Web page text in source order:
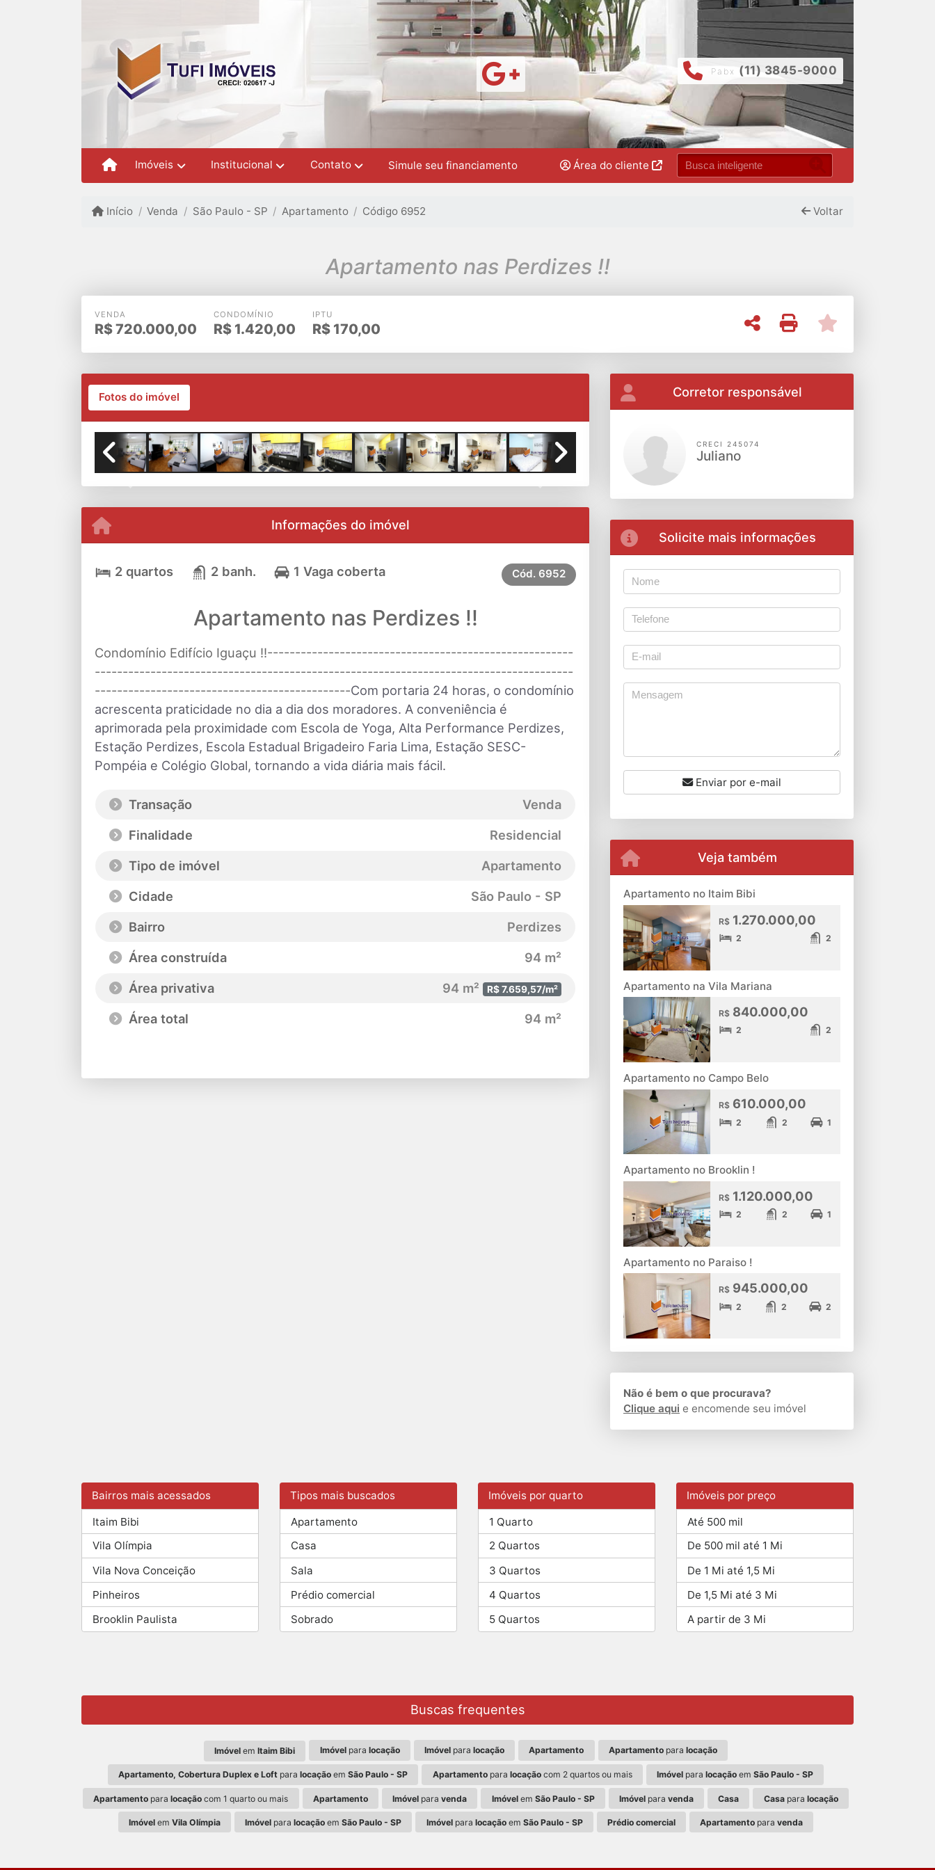
Pabx (11) 3845-9000
Imóveis Institucional Contato Simule seu financiamento Área do cliente
Início Venda São Paulo - SP Apartamento Código 6952 Voltar
Apartamento nas Perdizes !!
VENDA
R$720.000,00
CONDOMÍNIO
R$ 1.420,00
IPTU
R$ 170,00
Fotos do imóvel
Informações do imóvel
2 quartos 2 banh. 1 Vaga coberta Cód. 6952
Apartamento nas Perdizes !!
Condomínio Edifício Iguaçu !!-------------------------------------------------------
--------------------------------------------------------------------------------------
----------------------------------------------Com portaria 24 horas, o condomínio
acrescenta praticidade no dia a dia dos moradores. A conveniência é
aprimorada pela proximidade com Escola de Yoga, Alta Performance Perdizes,
Estação Perdizes, Escola Estadual Brigadeiro Faria Lima, Estação SESC-
Pompéia e Colégio Global, tornando a vida diária mais fácil.
Transação
Venda
Finalidade
Residencial
Tipo de imóvel
Apartamento
Cidade
São Paulo - SP
Bairro
Perdizes
Área construída
94 m²
Área privativa
94 m² R$ 7.659,57/m²
Área total 94 m²
Corretor responsável
CRECI 245074
Juliano
Solicite mais informações
Enviar por e-mail
Veja também
Apartamento no Itaim Bibi
R$1.270.000,00
2 2
Apartamento na Vila Mariana
R$840.000,00
2 2
Apartamento no Campo Belo
R$610.000,00
2 2 1
Apartamento no Brooklin !
R$1.120.000,00
2 2 1
Apartamento no Paraiso !
R$945.000,00
2 2 2
Não é bem o que procurava?
Clique aqui e encomende seu imóvel
Bairros mais acessados
Itaim Bibi
Vila Olímpia
Vila Nova Conceição
Pinheiros
Brooklin Paulista
Tipos mais buscados
Apartamento
Casa
Sala
Prédio comercial
Sobrado
Imóveis por quarto
1 Quarto
2 Quartos
3 Quartos
4 Quartos
5 Quartos
Imóveis por preço
Até 500 mil
De 500 mil até 1 Mi
De 1 Mi até 1,5 Mi
De 1,5 Mi até 3 Mi
A partir de 3 Mi
Buscas frequentes
Imóvel emItaim Bibi Imóvelpara locação Imóvel para locação Apartamento Apartamentopara locação
Apartamento, Cobertura Duplex e Loft paralocação emSão Paulo - SP Apartamentopara locaçãocom 2 quartos ou mais Imóvelpara locaçãoem São Paulo - SP
Apartamento paralocação com 1 quarto ou mais Apartamento Imóvel paravenda Imóvelem São Paulo - SP Imóvelpara venda Casa Casapara locação
Imóvelem Vila Olímpia Imóvel paralocação emSão Paulo - SP Imóvelpara locaçãoem São Paulo - SP Prédio comercial Apartamento paravenda